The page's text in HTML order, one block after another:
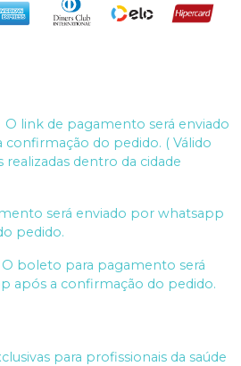
O link de pagamento será enviado
do pedido. ( Válido
dentro da cidade
será enviado por whatsapp
pedido.
O boleto para pagamento será
após a confirmação do pedido.
para profissionais da saúde